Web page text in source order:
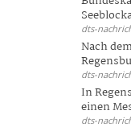
dts-
Nach
dts-
In
einen
dts-